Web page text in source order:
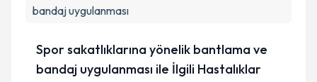
bandaj uygulanması
Spor sakatlıklarına yönelik bantlama ve
bandaj uygulanması ile İlgili Hastalıklar